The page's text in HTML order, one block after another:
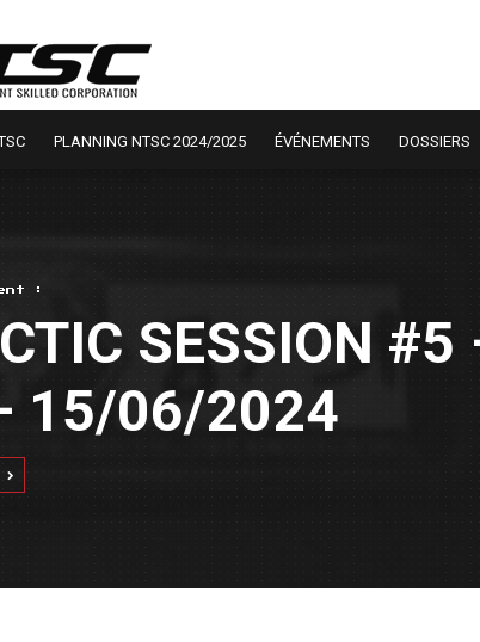
PLANNING NTSC 2024/2025 ÉVÉNEMENTS DOSSIERS
:
SESSION
15/06/2024